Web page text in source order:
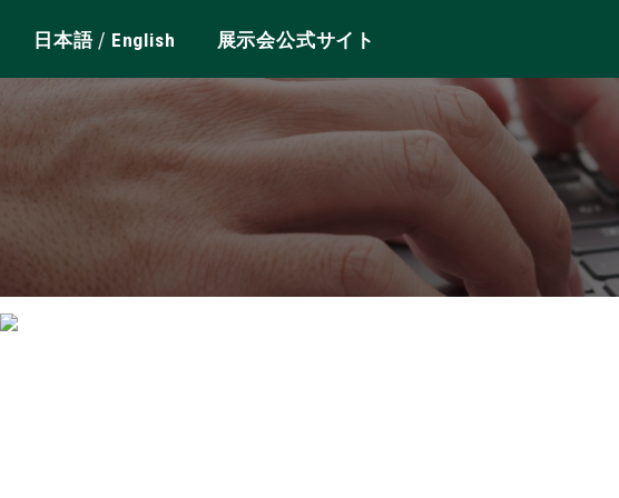
日本語/ English 展示会公式サイト